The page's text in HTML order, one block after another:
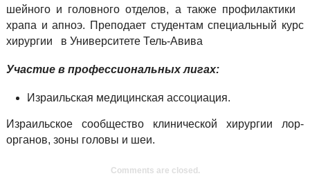
шейного и головного отделов, а также профилактики
храпа и апноэ. Преподает студентам специальный курс
хирургии в Университете Тель-Авива
Участие в профессиональных лигах:
Израильская медицинская ассоциация.
Израильское сообщество клинической хирургии лор-
органов, зоны головы и шеи.
Comments are closed.